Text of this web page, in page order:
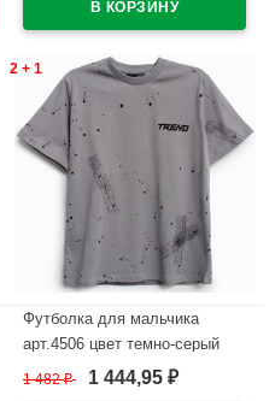
2 + 1
Футболка для мальчика
арт.4506 цвет темно-серый
В наличии
1 482₽ 1 444,95 ₽